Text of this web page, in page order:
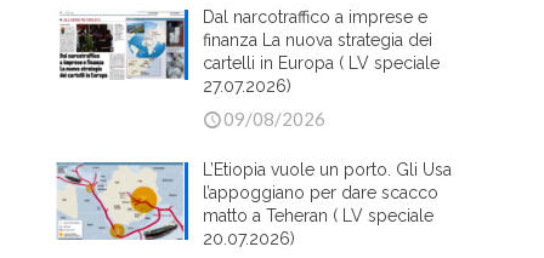
Dal narcotraffico a imprese e
finanza La nuova strategia dei
cartelli in Europa ( LV speciale
27.07.2026)
09/08/2026
L’Etiopia vuole un porto. Gli Usa
l’appoggiano per dare scacco
matto a Teheran ( LV speciale
20.07.2026)